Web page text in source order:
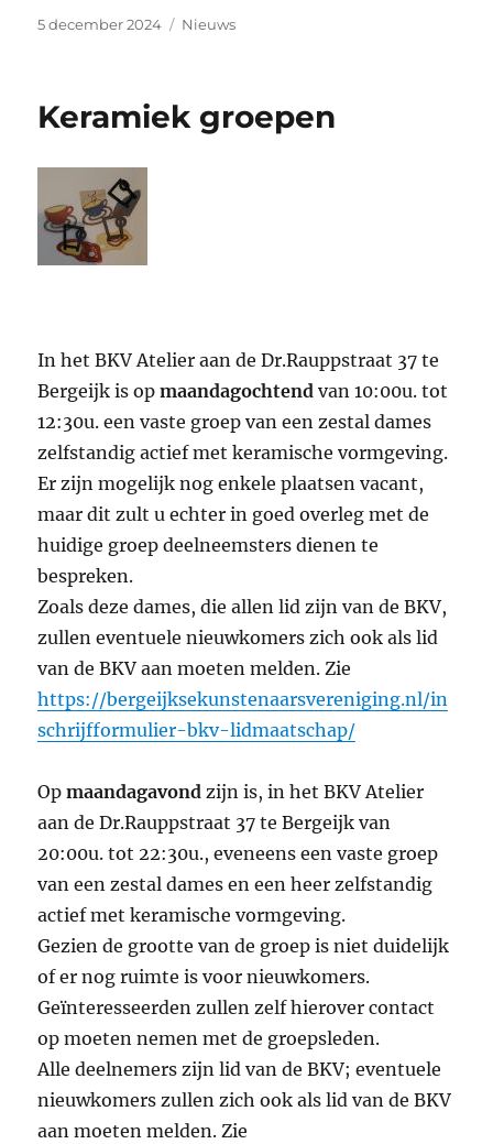
Geplaatst
5 december 2024 Categorieën
Nieuws
Keramiek groepen
In het BKV Atelier aan de Dr.Rauppstraat 37 te
Bergeijk is opmaandagochtend van 10:00u. tot
12:30u. een vaste groep van een zestal dames
zelfstandig actief met keramische vormgeving.
Er zijn mogelijk nog enkele plaatsen vacant,
maar dit zult u echter in goed overleg met de
huidige groep deelneemsters dienen te
bespreken.
Zoals deze dames, die allen lid zijn van de BKV,
zullen eventuele nieuwkomers zich ook als lid
van de BKV aan moeten melden. Zie
https://bergeijksekunstenaarsvereniging.nl/in
schrijfformulier-bkv-lidmaatschap/
Opmaandagavond zijn is, in het BKV Atelier
aan de Dr.Rauppstraat 37 te Bergeijk van
20:00u. tot 22:30u., eveneens een vaste groep
van een zestal dames en een heer zelfstandig
actief met keramische vormgeving.
Gezien de grootte van de groep is niet duidelijk
of er nog ruimte is voor nieuwkomers.
Geïnteresseerden zullen zelf hierover contact
op moeten nemen met de groepsleden.
Alle deelnemers zijn lid van de BKV; eventuele
nieuwkomers zullen zich ook als lid van de BKV
aan moeten melden. Zie